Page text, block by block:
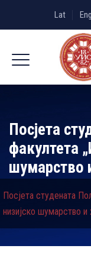
Lat Eng
Посјета
факултета
шумарство
Посјета студената
низијско шумарство